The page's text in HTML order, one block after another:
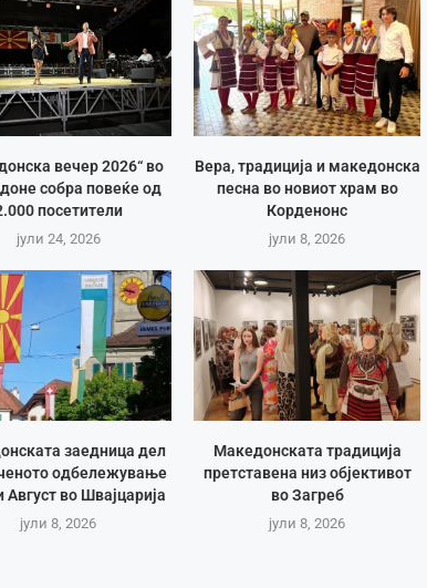
вечер 2026“ во
собра повеќе од
посетители
јули 24, 2026
Вера, традиција и македонска
песна во новиот храм во
Корденонс
јули 8, 2026
заедница дел
одбележување
Август во Швајцарија
јули 8, 2026
Македонската традиција
претставена низ објективот
во Загреб
јули 8, 2026